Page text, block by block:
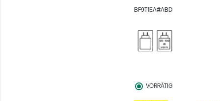
Radeon™ 860M Grafikkarte
BF9T1EA#ABD
VORRÄTIG